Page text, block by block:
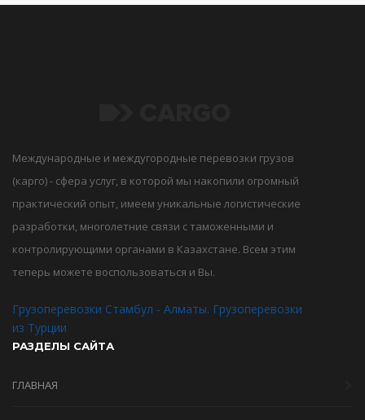
Международные и междугородные перевозки грузов
(карго) - сфера услуг, в которой мы накопили огромный
практический опыт, имеем уникальные логистические
разработки, многолетние связи с таможенными и
контролирующими органами в Казахстане. Всем этим
теперь можете воспользоваться и Вы.
Грузоперевозки Стамбул - Алматы. Грузоперевозки
из Турции
РАЗДЕЛЫ САЙТА
ГЛАВНАЯ